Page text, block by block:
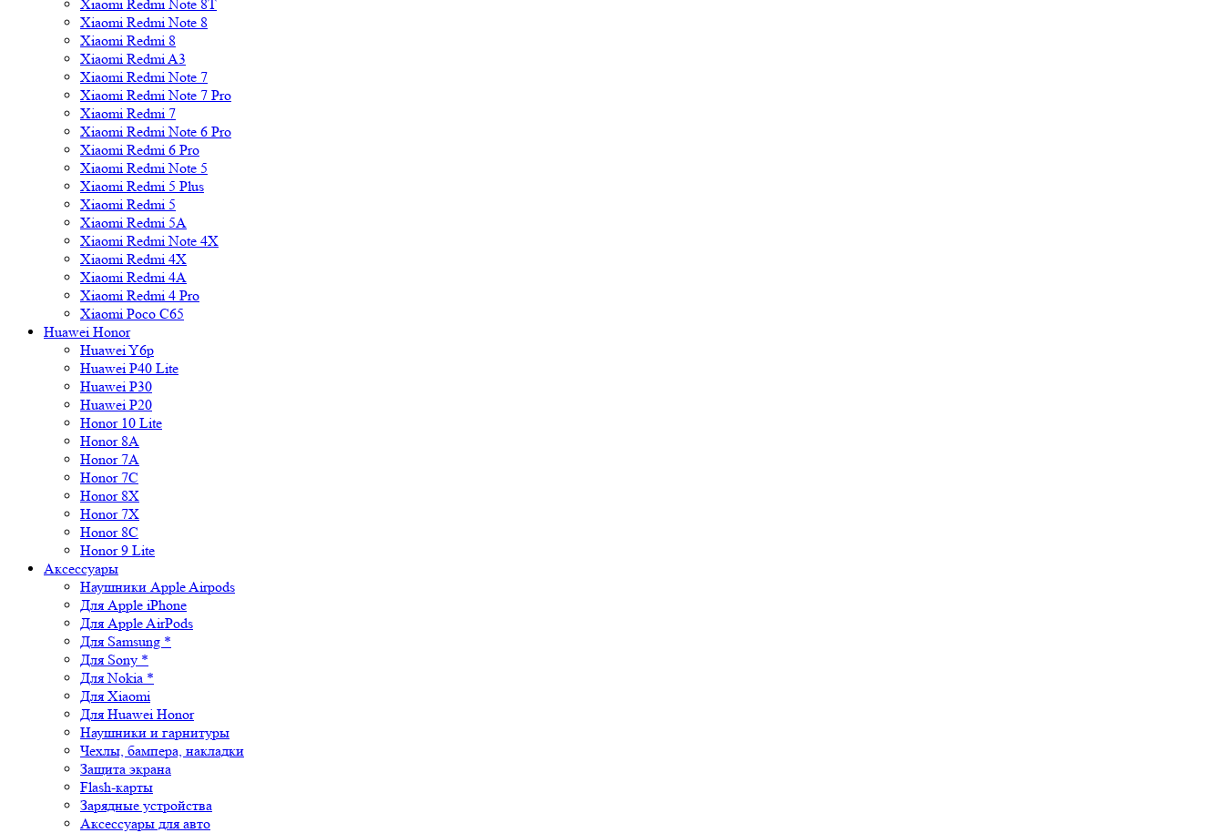
Xiaomi Redmi Note 8T
Xiaomi Redmi Note 8
Xiaomi Redmi 8
Xiaomi Redmi A3
Xiaomi Redmi Note 7
Xiaomi Redmi Note 7 Pro
Xiaomi Redmi 7
Xiaomi Redmi Note 6 Pro
Xiaomi Redmi 6 Pro
Xiaomi Redmi Note 5
Xiaomi Redmi 5 Plus
Xiaomi Redmi 5
Xiaomi Redmi 5A
Xiaomi Redmi Note 4X
Xiaomi Redmi 4X
Xiaomi Redmi 4A
Xiaomi Redmi 4 Pro
Xiaomi Poco C65
Huawei Honor
Huawei Y6p
Huawei P40 Lite
Huawei P30
Huawei P20
Honor 10 Lite
Honor 8A
Honor 7A
Honor 7C
Honor 8X
Honor 7X
Honor 8C
Honor 9 Lite
Аксессуары
Наушники Apple Airpods
Для Apple iPhone
Для Apple AirPods
Для Samsung *
Для Sony *
Для Nokia *
Для Xiaomi
Для Huawei Honor
Наушники и гарнитуры
Чехлы, бампера, накладки
Защита экрана
Flash-карты
Зарядные устройства
Аксессуары для авто